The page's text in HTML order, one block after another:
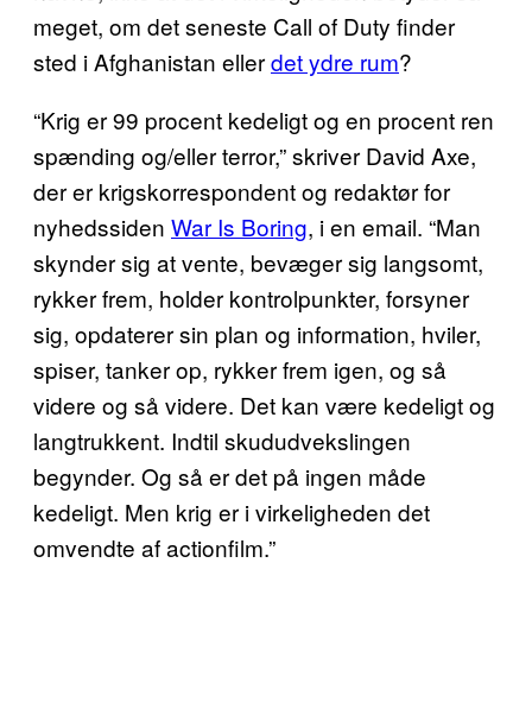
meget, om det seneste Call of Duty finder
sted i Afghanistan ellerdet ydre rum?
“Krig er 99 procent kedeligt og en procent ren
spænding og/eller terror,” skriver David Axe,
der er krigskorrespondent og redaktør for
nyhedssiden War Is Boring, i en email. “Man
skynder sig at vente, bevæger sig langsomt,
rykker frem, holder kontrolpunkter, forsyner
sig, opdaterer sin plan og information, hviler,
spiser, tanker op, rykker frem igen, og så
videre og så videre. Det kan være kedeligt og
langtrukkent. Indtil skududvekslingen
begynder. Og så er det på ingen måde
kedeligt. Men krig er i virkeligheden det
omvendte af actionfilm.”